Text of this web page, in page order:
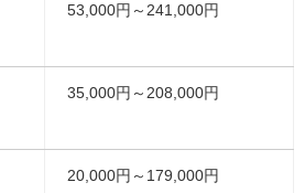
53,000円～241,000円
35,000円～208,000円
20,000円～179,000円